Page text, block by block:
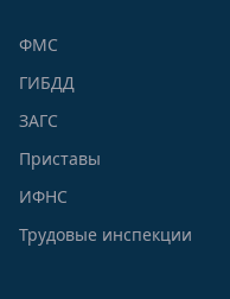
ФМС
ГИБДД
ЗАГС
Приставы
ИФНС
Трудовые инспекции